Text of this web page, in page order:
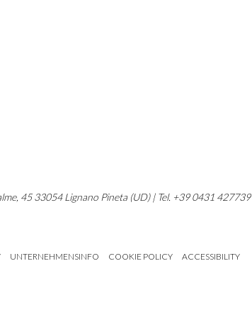
45 33054 Lignano Pineta (UD) | Tel. +39 0431
UNTERNEHMENSINFO COOKIE POLICY ACCESSIBILITY